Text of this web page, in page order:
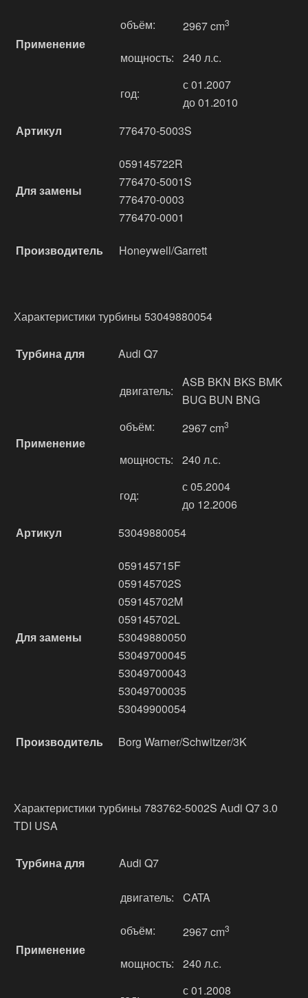
Применение
объём: 2967 cm3
мощность: 240 л.с.
год:
с 01.2007
до 01.2010
Артикул
776470-5003S
Для замены
059145722R
776470-5001S
776470-0003
776470-0001
Производитель Honeywell/Garrett
Характеристики турбины 53049880054
Турбина для Audi Q7
Применение
двигатель:
ASB BKN BKS BMK
BUG BUN BNG
объём:
2967 cm3
мощность: 240 л.с.
год:
с 05.2004
до 12.2006
Артикул
53049880054
Для замены
059145715F
059145702S
059145702M
059145702L
53049880050
53049700045
53049700043
53049700035
53049900054
Производитель Borg Warner/Schwitzer/3K
Характеристики турбины 783762-5002S Audi Q7 3.0
TDI USA
Турбина для Audi Q7
Применение
двигатель: CATA
объём: 2967 cm3
мощность: 240 л.с.
с 01.2008